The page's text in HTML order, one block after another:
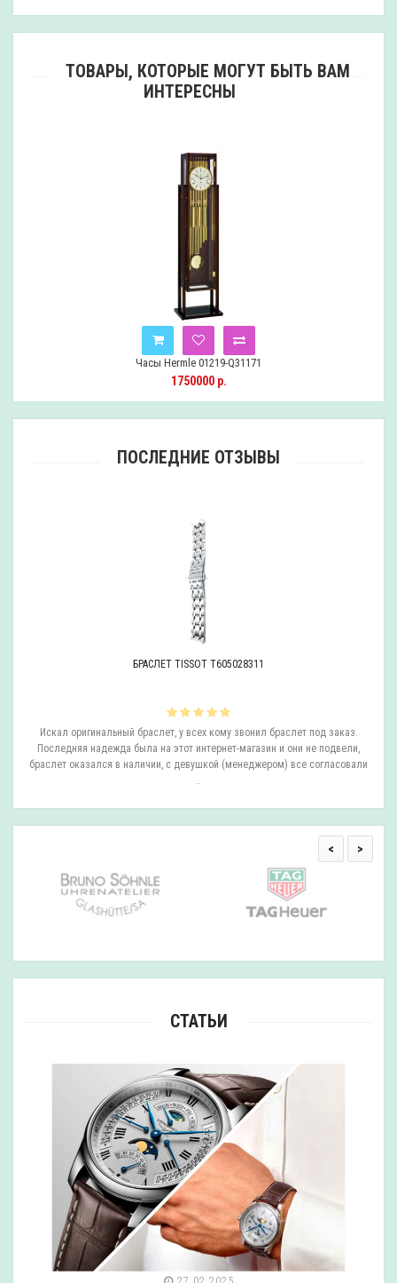
ТОВАРЫ, КОТОРЫЕ МОГУТ БЫТЬ ВАМ
ИНТЕРЕСНЫ
Часы Hermle 01219-Q31171
1750000 р.
ПОСЛЕДНИЕ ОТЗЫВЫ
БРАСЛЕТ TISSOT T605028311
Искал оригинальный браслет, у всех кому звонил браслет под заказ.
Последняя надежда была на этот интернет-магазин и они не подвели,
браслет оказался в наличии, с девушкой (менеджером) все согласовали
..
< >
СТАТЬИ